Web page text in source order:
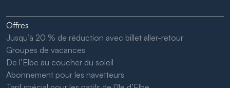
Offres
Jusqu’à 20 % de réduction avec billet aller-retour
Groupes de vacances
De l’Elbe au coucher du soleil
Abonnement pour les navetteurs